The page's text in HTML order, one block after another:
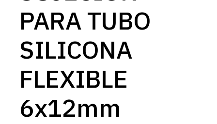
PARA TUBO
SILICONA
FLEXIBLE
6x12mm